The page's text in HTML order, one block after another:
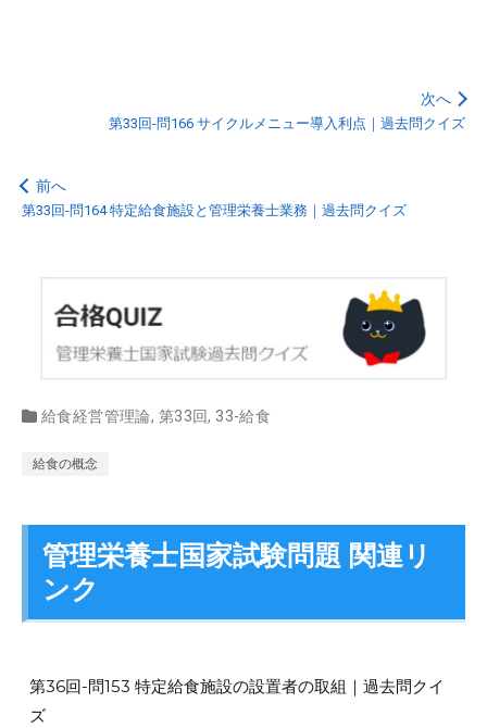
次へ
第33回-問166 サイクルメニュー導入利点｜過去問クイズ
前へ
第33回-問164 特定給食施設と管理栄養士業務｜過去問クイズ
給食経営管理論, 第33回, 33-給食
給食の概念
管理栄養士国家試験問題 関連リ
ンク
第36回-問153 特定給食施設の設置者の取組｜過去問クイ
ズ